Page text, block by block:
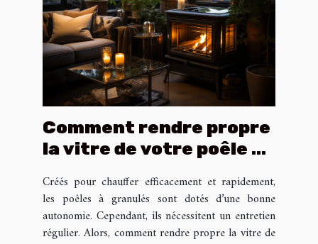
Comment rendre propre
la vitre de votre poêle à
Créés pour chauffer efficacement et rapidement,
les poêles à granulés sont dotés d’une bonne
autonomie. Cependant, ils nécessitent un entretien
régulier. Alors, comment rendre propre la vitre de